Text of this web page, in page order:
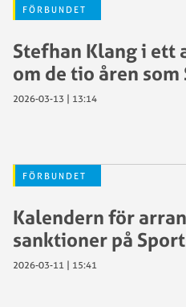
FÖRBUNDET
Stefhan Klang i ett
om de tio åren
2026-03-13 | 13:14
FÖRBUNDET
Kalendern för
sanktioner på
2026-03-11 | 15:41